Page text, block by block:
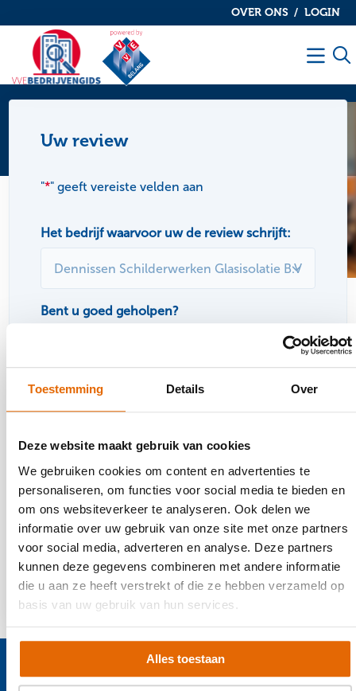
Toestemming Details Over
Deze website maakt gebruik van cookies
We gebruiken cookies om content en advertenties te
personaliseren, om functies voor social media te bieden en
om ons websiteverkeer te analyseren. Ook delen we
informatie over uw gebruik van onze site met onze partners
voor social media, adverteren en analyse. Deze partners
kunnen deze gegevens combineren met andere informatie
die u aan ze heeft verstrekt of die ze hebben verzameld op
basis van uw gebruik van hun services.
Alles toestaan
OVER ONS LOGIN
De
VvE
bedrijvengidsbedrijvengids
Uw review
"*" geeft vereiste velden aan
Het bedrijf waarvoor uw de review schrijft:
Bent u goed geholpen?
Zijn de werkzaamheden afgerond?
Ja
Let op – na het versturen wordt je review
openbaar, zodat andere klanten dit
kunnen gebruiken bij het kiezen van een
bedrijf.
Site
Contact